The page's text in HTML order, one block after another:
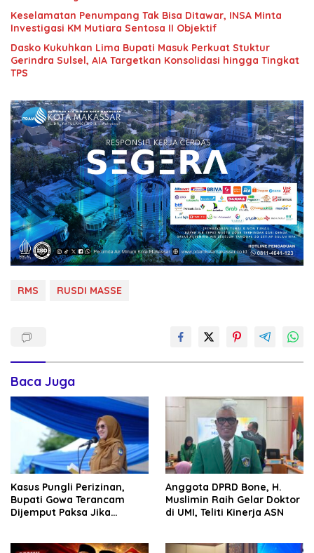
Keselamatan Penumpang Tak Bisa Ditawar, INSA Minta
Investigasi KM Mutiara Sentosa II Objektif
Dasko Kukuhkan Lima Bupati Masuk Perkuat Stuktur
Gerindra Sulsel, AIA Targetkan Konsolidasi hingga Tingkat
TPS
RMS RUSDI MASSE
Baca Juga
Kasus Pungli Perizinan,
Bupati Gowa Terancam
Dijemput Paksa Jika
Anggota DPRD Bone, H.
Muslimin Raih Gelar Doktor
di UMI, Teliti Kinerja ASN